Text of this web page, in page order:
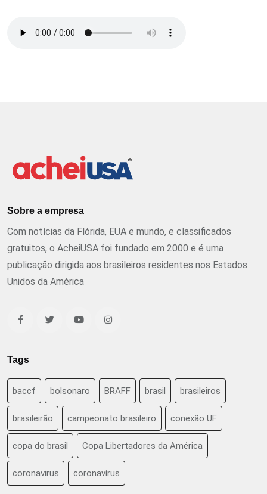
Sobre a empresa
Com notícias da Flórida, EUA e mundo, e classificados
gratuitos, o AcheiUSA foi fundado em 2000 e é uma
publicação dirigida aos brasileiros residentes nos Estados
Unidos da América
Tags
baccf bolsonaro BRAFF brasil brasileiros
brasileirão campeonato brasileiro conexão UF
copa do brasil Copa Libertadores da América
coronavirus coronavírus